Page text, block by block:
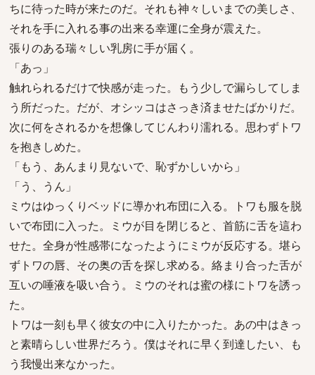
ちに待った時が来たのだ。それも神々しいまでの美しさ、
それを手に入れる事の出来る幸運に全身が震えた。
張りのある瑞々しい乳房に手が届く。
「あっ」
触れられるだけで快感が走った。もう少しで漏らしてしま
う所だった。だが、オシッコはさっき済ませたばかりだ。
次に何をされるかを想像してじんわり濡れる。思わずトワ
を抱きしめた。
「もう、あんまり見ないで、恥ずかしいから」
「う、うん」
ミウはゆっくりベッドに導かれ布団に入る。トワも服を脱
いで布団に入った。ミウが目を閉じると、首筋に舌を這わ
せた。全身が性感帯になったようにミウが反応する。堪ら
ずトワの唇、その奥の舌を探し求める。絡まり合った舌が
互いの唾液を吸い合う。ミウのそれは蜜の様にトワを誘っ
た。
トワは一刻も早く彼女の中に入りたかった。あの中はきっ
と素晴らしい世界だろう。僕はそれに早く到達したい、も
う我慢出来なかった。